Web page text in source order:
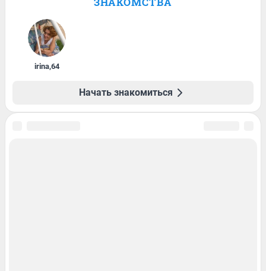
irina,64
Начать знакомиться